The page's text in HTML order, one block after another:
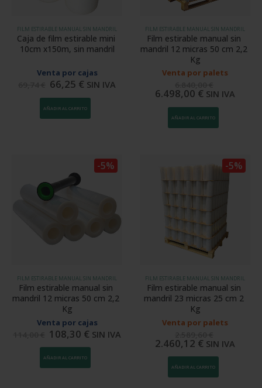
FILM ESTIRABLE MANUAL SIN MANDRIL
Caja de film estirable mini
10cm x150m, sin mandril
Venta por cajas
66,25 € SIN IVA
AÑADIR AL CARRITO
FILM ESTIRABLE MANUAL SIN MANDRIL
Film estirable manual sin
mandril 12 micras 50 cm 2,2
Kg
Venta por palets
6.498,00 € SIN IVA
AÑADIR AL CARRITO
FILM ESTIRABLE MANUAL SIN MANDRIL
Film estirable manual sin
mandril 12 micras 50 cm 2,2
Kg
Venta por cajas
108,30 € SIN IVA
-5%
AÑADIR AL CARRITO
FILM ESTIRABLE MANUAL SIN MANDRIL
Film estirable manual sin
mandril 23 micras 25 cm 2
Kg
Venta por palets
2.460,12 € SIN IVA
-5%
AÑADIR AL CARRITO